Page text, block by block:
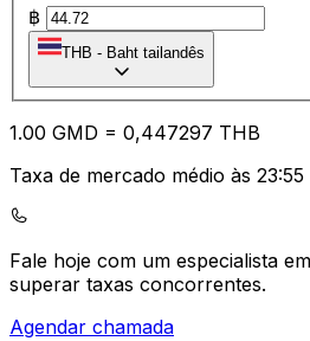
฿
THB - Baht tailandês
1.00 GMD = 0,447297 THB
Taxa de mercado médio às 23:55
Fale hoje com um especialista
superar taxas concorrentes.
Agendar chamada